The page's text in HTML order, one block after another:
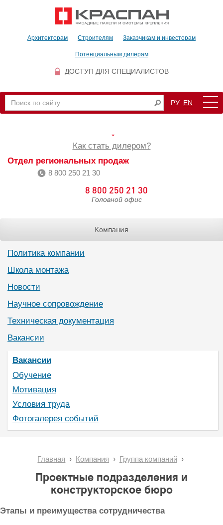
Архитекторам Строителям Заказчикам и инвесторам
Потенциальным дилерам
ДОСТУП ДЛЯ СПЕЦИАЛИСТОВ
РУ EN
Как стать дилером?
Отдел региональных продаж
8 800 250 21 30
8 800 250 21 30
Головной офис
Компания
Политика компании
Школа монтажа
Новости
Научное сопровождение
Техническая документация
Вакансии
Вакансии
Обучение
Мотивация
Условия труда
Фотогалерея событий
Главная Компания Группа компаний
Проектные подразделения и
конструкторское бюро
Этапы и преимущества сотрудничества